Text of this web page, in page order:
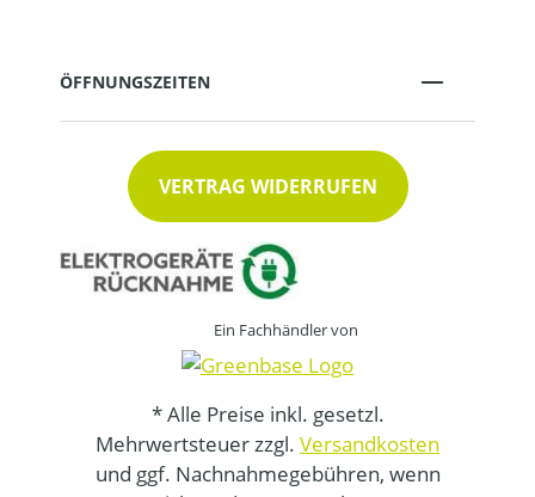
ÖFFNUNGSZEITEN
VERTRAG WIDERRUFEN
Ein Fachhändler von
* Alle Preise inkl. gesetzl.
Mehrwertsteuer zzgl. Versandkosten
und ggf. Nachnahmegebühren, wenn